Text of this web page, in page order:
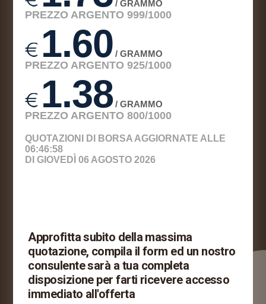
Approfitta subito della massima
quotazione, compila il form ed un nostro
consulente sarà a tua completa
disposizione per farti ricevere accesso
immediato all'offerta